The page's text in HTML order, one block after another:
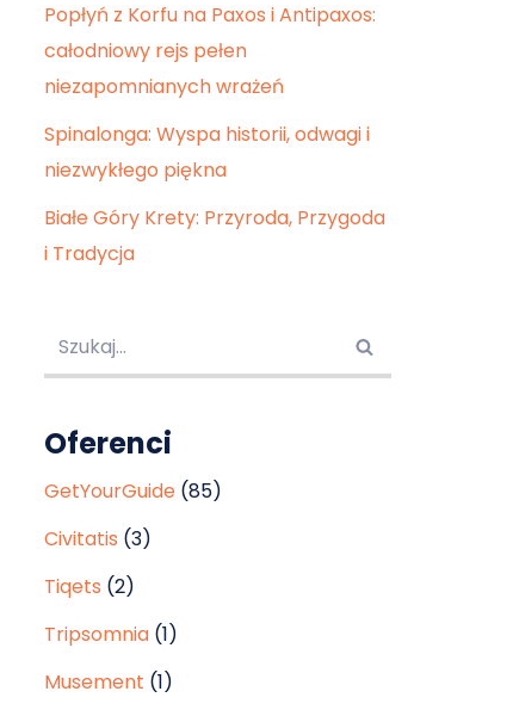
Popłyń z Korfu na Paxos i Antipaxos:
całodniowy rejs pełen
niezapomnianych wrażeń
Spinalonga: Wyspa historii, odwagi i
niezwykłego piękna
Białe Góry Krety: Przyroda, Przygoda
i Tradycja
Oferenci
GetYourGuide (85)
Civitatis (3)
Tiqets (2)
Tripsomnia (1)
Musement (1)